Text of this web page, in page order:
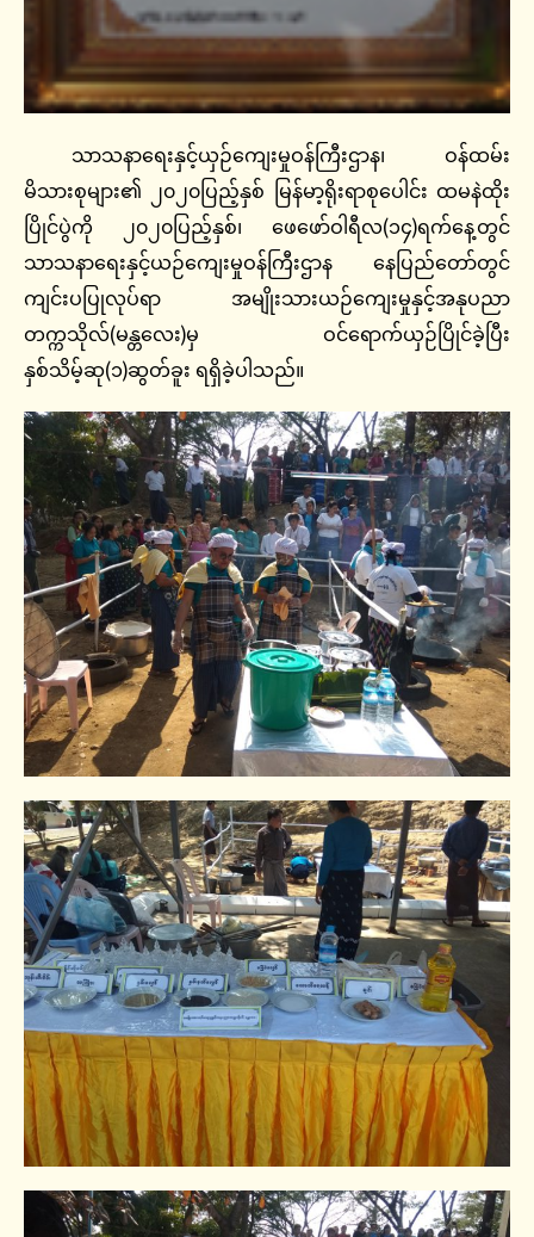
သာသနာရေးနှင့်ယှဉ်ကျေးမှုဝန်ကြီးဌာန၊ ဝန်ထမ်း
မိသားစုများ၏ ၂၀၂၀ပြည့်နှစ် မြန်မာ့ရိုးရာစုပေါင်း ထမနဲထိုး
ပြိုင်ပွဲကို ၂၀၂၀ပြည့်နှစ်၊ ဖေဖော်ဝါရီလ(၁၄)ရက်နေ့တွင်
သာသနာရေးနှင့်ယဉ်ကျေးမှုဝန်ကြီးဌာန နေပြည်တော်တွင်
ကျင်းပပြုလုပ်ရာ အမျိုးသားယဉ်ကျေးမှုနှင့်အနုပညာ
တက္ကသိုလ်(မန္တလေး)မှ ဝင်ရောက်ယှဉ်ပြိုင်ခဲ့ပြီး
နှစ်သိမ့်ဆု(၁)ဆွတ်ခူး ရရှိခဲ့ပါသည်။